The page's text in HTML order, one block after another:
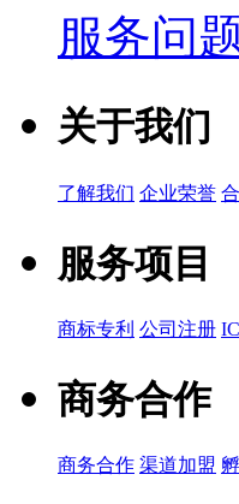
服务问
关于我们
了解我们 企业荣誉
服务项目
商标专利 公司注册
商务合作
商务合作 渠道加盟